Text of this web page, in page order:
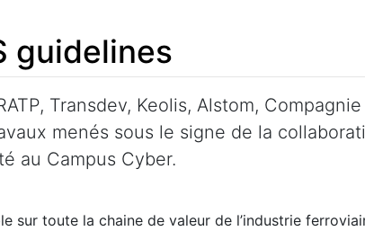
guidelines
Transdev, Keolis, Alstom,
menés sous le signe de la
au Campus Cyber.
sur toute la chaine de valeur de l’industrie